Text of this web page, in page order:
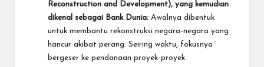
Reconstruction and Development), yang kemudian
dikenal sebagai Bank Dunia: Awalnya dibentuk
untuk membantu rekonstruksi negara-negara yang
hancur akibat perang. Seiring waktu, fokusnya
bergeser ke pendanaan proyek-proyek